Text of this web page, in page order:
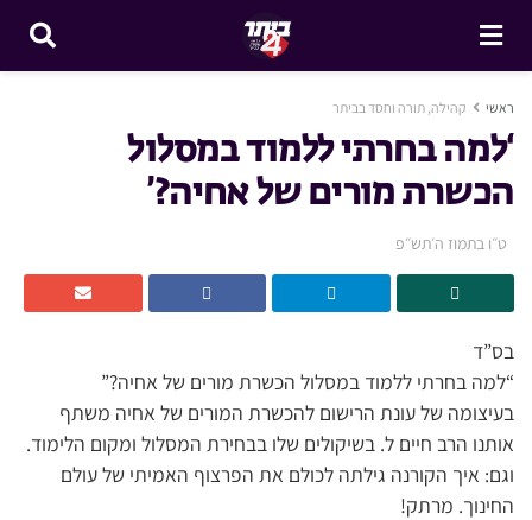
ראשי קהילה, תורה וחסד בביתר
‘למה בחרתי ללמוד במסלול
הכשרת מורים של אחיה?’
ט״ו בתמוז ה׳תש״פ
בס”ד
“למה בחרתי ללמוד במסלול הכשרת מורים של אחיה?”
בעיצומה של עונת הרישום להכשרת המורים של אחיה משתף
אותנו הרב חיים ל. בשיקולים שלו בבחירת המסלול ומקום הלימוד.
וגם: איך הקורנה גילתה לכולם את הפרצוף האמיתי של עולם
החינוך. מרתק!